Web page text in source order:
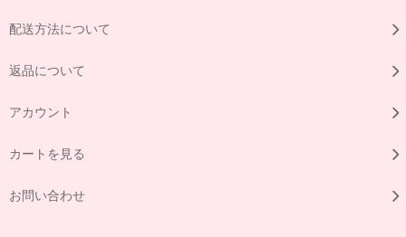
配送方法について
返品について
アカウント
カートを見る
お問い合わせ